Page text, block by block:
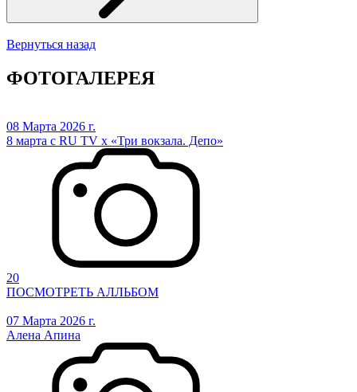
Вернуться назад
ФОТОГАЛЕРЕЯ
08 Марта 2026 г.
8 марта с RU TV х «Три вокзала. Депо»
20
ПОСМОТРЕТЬ АЛЛЬБОМ
07 Марта 2026 г.
Алена Апина